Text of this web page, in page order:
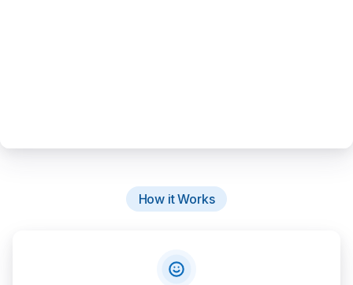
How it Works